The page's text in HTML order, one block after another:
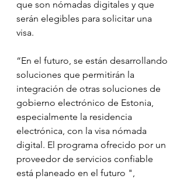
que son nómadas digitales y que
serán elegibles para solicitar una
visa.
“En el futuro, se están desarrollando
soluciones que permitirán la
integración de otras soluciones de
gobierno electrónico de Estonia,
especialmente la residencia
electrónica, con la visa nómada
digital. El programa ofrecido por un
proveedor de servicios confiable
está planeado en el futuro ",